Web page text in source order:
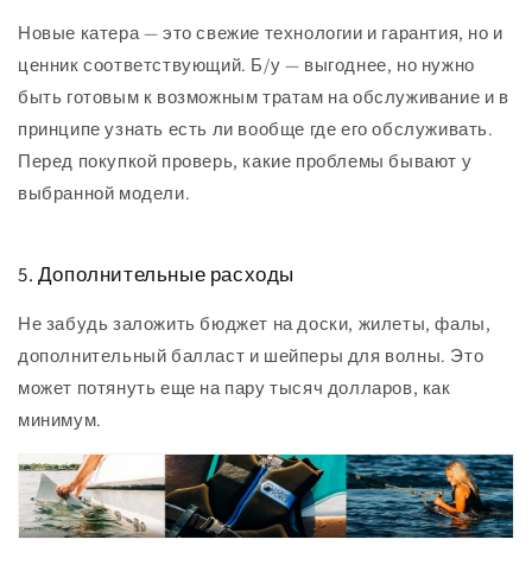
Новые катера — это свежие технологии и гарантия, но и
ценник соответствующий. Б/у — выгоднее, но нужно
быть готовым к возможным тратам на обслуживание и в
принципе узнать есть ли вообще где его обслуживать.
Перед покупкой проверь, какие проблемы бывают у
выбранной модели.
5. Дополнительные расходы
Не забудь заложить бюджет на доски, жилеты, фалы,
дополнительный балласт и шейперы для волны. Это
может потянуть еще на пару тысяч долларов, как
минимум.